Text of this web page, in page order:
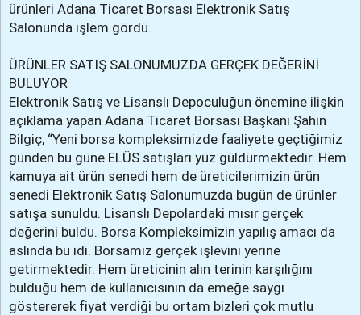
ürünleri Adana Ticaret Borsası Elektronik Satış
Salonunda işlem gördü.
ÜRÜNLER SATIŞ SALONUMUZDA GERÇEK DEĞERİNİ
BULUYOR
Elektronik Satış ve Lisanslı Depoculuğun önemine ilişkin
açıklama yapan Adana Ticaret Borsası Başkanı Şahin
Bilgiç, “Yeni borsa kompleksimizde faaliyete geçtiğimiz
günden bu güne ELÜS satışları yüz güldürmektedir. Hem
kamuya ait ürün senedi hem de üreticilerimizin ürün
senedi Elektronik Satış Salonumuzda bugün de ürünler
satışa sunuldu. Lisanslı Depolardaki mısır gerçek
değerini buldu. Borsa Kompleksimizin yapılış amacı da
aslında bu idi. Borsamız gerçek işlevini yerine
getirmektedir. Hem üreticinin alın terinin karşılığını
bulduğu hem de kullanıcısının da emeğe saygı
göstererek fiyat verdiği bu ortam bizleri çok mutlu